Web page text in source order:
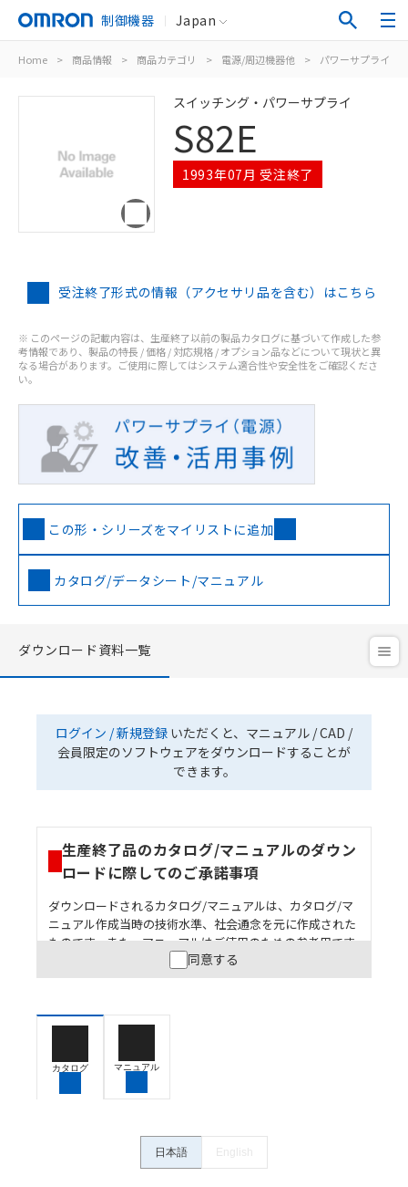
制御機器 Japan
Home > 商品情報 > 商品カテゴリ > 電源/周辺機器他 > パワーサプライ（
スイッチング・パワーサプライ
S82E
1993年07月 受注終了
受注終了形式の情報（アクセサリ品を含む）はこちら
※ このページの記載内容は、生産終了以前の製品カタログに基づいて作成した参
考情報であり、製品の特長 / 価格 / 対応規格 / オプション品などについて現状と異
なる場合があります。ご使用に際してはシステム適合性や安全性をご確認くださ
い。
この形・シリーズをマイリストに追加
カタログ/データシート/マニュアル
ダウンロード資料一覧
ログイン / 新規登録 いただくと、マニュアル / CAD /
会員限定のソフトウェアをダウンロードすることが
できます。
生産終了品のカタログ/マニュアルのダウン
ロードに際してのご承諾事項
ダウンロードされるカタログ/マニュアルは、カタログ/マ
ニュアル作成当時の技術水準、社会通念を元に作成された
ものです。また、マニュアルはご使用のための参考用です
ので、ご使用にあたっての安全性については十分にご配慮
ください。以下の内容をご承諾の上、ご利用ください。
うな用途に使用される場合には、システム全体として
保できるよう設計されていること、および本製品が全
ていることを、必ず事前に確認してください。
ン事例は参考用ですので、ご採用に際しては機器・装
置の機能や安全性をご確認のうえご使用ください。・
同意する
カタログ マニュアル
日本語 English